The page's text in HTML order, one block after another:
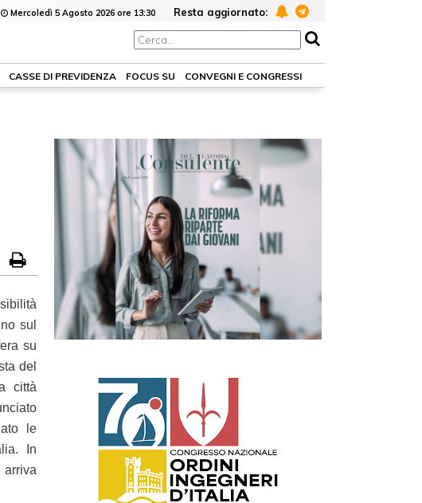
Mercoledì 5 Agosto 2026 ore 13:30 Resta aggiornato:
CASSE DI PREVIDENZA FOCUS SU CONVEGNI E CONGRESSI
sul
su
del
città
le
In
arriva